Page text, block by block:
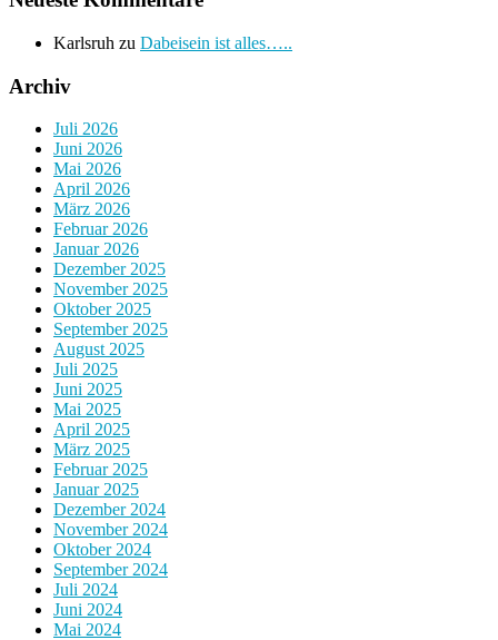
Karlsruh zu Dabeisein ist alles…..
Archiv
Juli 2026
Juni 2026
Mai 2026
April 2026
März 2026
Februar 2026
Januar 2026
Dezember 2025
November 2025
Oktober 2025
September 2025
August 2025
Juli 2025
Juni 2025
Mai 2025
April 2025
März 2025
Februar 2025
Januar 2025
Dezember 2024
November 2024
Oktober 2024
September 2024
Juli 2024
Juni 2024
Mai 2024